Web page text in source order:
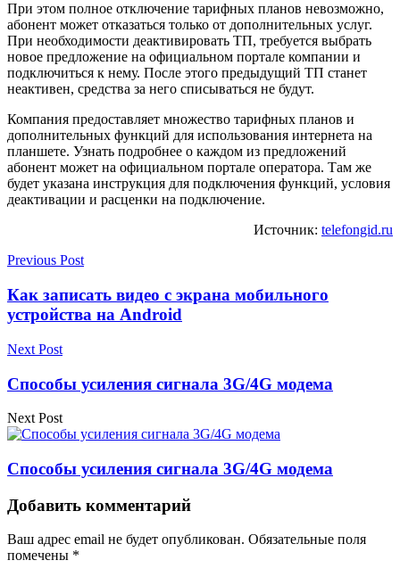
При этом полное отключение тарифных планов невозможно,
абонент может отказаться только от дополнительных услуг.
При необходимости деактивировать ТП, требуется выбрать
новое предложение на официальном портале компании и
подключиться к нему. После этого предыдущий ТП станет
неактивен, средства за него списываться не будут.
Компания предоставляет множество тарифных планов и
дополнительных функций для использования интернета на
планшете. Узнать подробнее о каждом из предложений
абонент может на официальном портале оператора. Там же
будет указана инструкция для подключения функций, условия
деактивации и расценки на подключение.
Источник: telefongid.ru
Previous Post
Как записать видео с экрана мобильного
устройства на Android
Next Post
Способы усиления сигнала 3G/4G модема
Next Post
Способы усиления сигнала 3G/4G модема
Добавить комментарий
Ваш адрес email не будет опубликован. Обязательные поля
помечены *